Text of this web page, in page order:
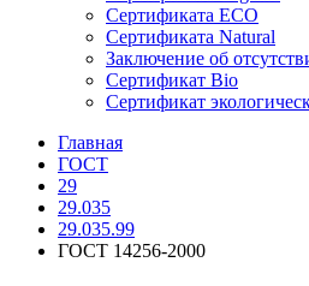
Сертификата ECO
Сертификата Natural
Заключение об
Сертификат Bio
Сертификат
Главная
ГОСТ
29
29.035
29.035.99
ГОСТ 14256-2000